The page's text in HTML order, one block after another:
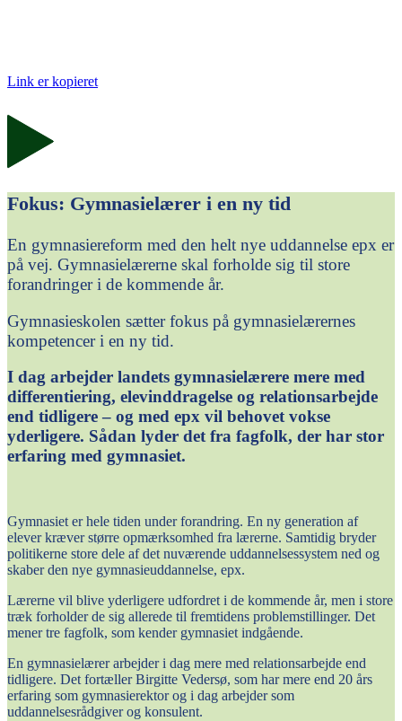
Link er kopieret
Fokus: Gymnasielærer i en ny tid
En gymnasiereform med den helt nye uddannelse epx er
på vej. Gymnasielærerne skal forholde sig til store
forandringer i de kommende år.
Gymnasieskolen sætter fokus på gymnasielærernes
kompetencer i en ny tid.
I dag arbejder landets gymnasielærere mere med
differentiering, elevinddragelse og relationsarbejde
end tidligere – og med epx vil behovet vokse
yderligere. Sådan lyder det fra fagfolk, der har stor
erfaring med gymnasiet.
Gymnasiet er hele tiden under forandring. En ny generation af
elever kræver større opmærksomhed fra lærerne. Samtidig bryder
politikerne store dele af det nuværende uddannelsessystem ned og
skaber den nye gymnasieuddannelse, epx.
Lærerne vil blive yderligere udfordret i de kommende år, men i store
træk forholder de sig allerede til fremtidens problemstillinger. Det
mener tre fagfolk, som kender gymnasiet indgående.
En gymnasielærer arbejder i dag mere med relationsarbejde end
tidligere. Det fortæller Birgitte Vedersø, som har mere end 20 års
erfaring som gymnasierektor og i dag arbejder som
uddannelsesrådgiver og konsulent.